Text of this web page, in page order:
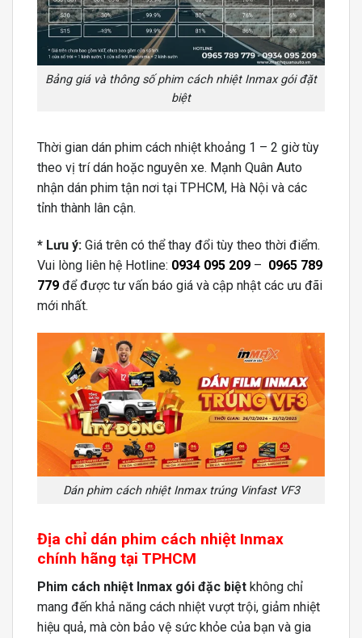
Bảng giá và thông số phim cách nhiệt Inmax gói đặt
biệt
Thời gian dán phim cách nhiệt khoảng 1 – 2 giờ tùy
theo vị trí dán hoặc nguyên xe. Mạnh Quân Auto
nhận dán phim tận nơi tại TPHCM, Hà Nội và các
tỉnh thành lân cận.
* Lưu ý: Giá trên có thể thay đổi tùy theo thời điểm.
Vui lòng liên hệ Hotline: 0934 095 209 – 0965 789
779 để được tư vấn báo giá và cập nhật các ưu đãi
mới nhất.
Dán phim cách nhiệt Inmax trúng Vinfast VF3
Địa chỉ dán phim cách nhiệt Inmax
chính hãng tại TPHCM
Phim cách nhiệt Inmax gói đặc biệt không chỉ
mang đến khả năng cách nhiệt vượt trội, giảm nhiệt
hiệu quả, mà còn bảo vệ sức khỏe của bạn và gia